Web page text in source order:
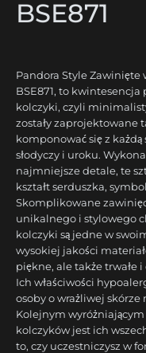
BSE871
Pandora Style Zawinięte
BSE871, to kwintesencja
kolczyki, czyli
zostały zaprojektowane
komponować się z
słodyczy i uroku.
najmniejsze detale, te
kształt serduszka,
Skomplikowane
unikalnego i stylowego
kolczyki są jedne w
wysokiej jakości
piękne, ale także trwałe
Ich właściwości
osoby o wrażliwej
Kolejnym
kolczyków jest ich
to, czy uczestniczysz w